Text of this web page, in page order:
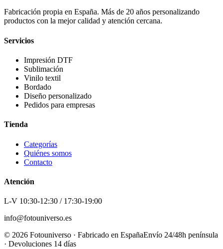
Fabricación propia en España. Más de 20 años personalizando
productos con la mejor calidad y atención cercana.
Servicios
Impresión DTF
Sublimación
Vinilo textil
Bordado
Diseño personalizado
Pedidos para empresas
Tienda
Categorías
Quiénes somos
Contacto
Atención
L-V 10:30-12:30 / 17:30-19:00
info@fotouniverso.es
© 2026 Fotouniverso · Fabricado en EspañaEnvío 24/48h península
· Devoluciones 14 días